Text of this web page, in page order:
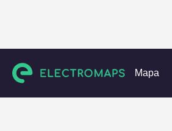
Mapa
Charging stations Estats Units